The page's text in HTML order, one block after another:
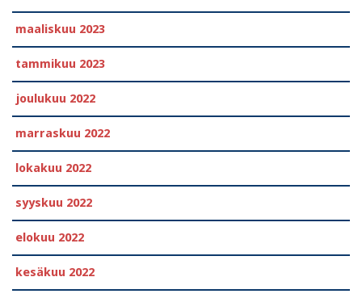
maaliskuu 2023
tammikuu 2023
joulukuu 2022
marraskuu 2022
lokakuu 2022
syyskuu 2022
elokuu 2022
kesäkuu 2022